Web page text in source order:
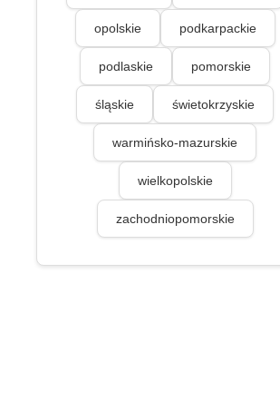
opolskie podkarpackie
podlaskie pomorskie
śląskie świetokrzyskie
warmińsko-mazurskie
wielkopolskie
zachodniopomorskie